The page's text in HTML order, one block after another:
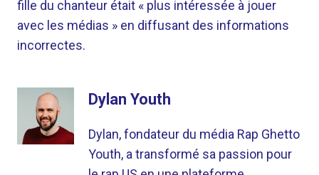
fille du chanteur était « plus intéressée à jouer
avec les médias » en diffusant des informations
incorrectes.
Dylan Youth
Dylan, fondateur du média Rap Ghetto
Youth, a transformé sa passion pour